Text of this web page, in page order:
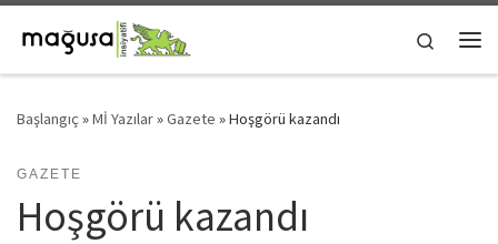
Skip to content
Search
Başlangıç »Mİ Yazılar»Gazete »Hoşgörü kazandı
GAZETE
Hoşgörü kazandı